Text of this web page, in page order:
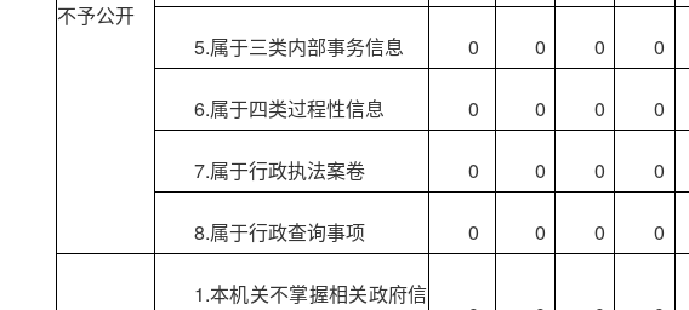
不予公开
5.属于三类内部事务信息 0 0 0 0
6.属于四类过程性信息 0 0 0 0
7.属于行政执法案卷 0 0 0 0
8.属于行政查询事项 0 0 0 0
1.本机关不掌握相关政府信